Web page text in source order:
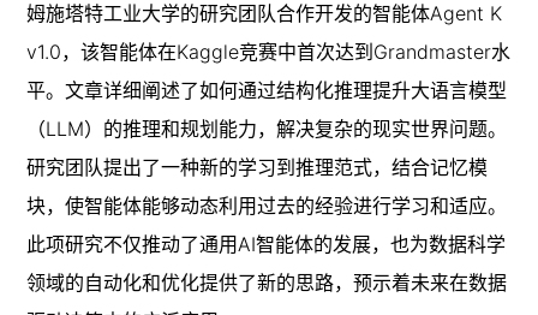
姆施塔特工业大学的研究团队合作开发的智能体Agent K
v1.0，该智能体在Kaggle竞赛中首次达到Grandmaster水
平。文章详细阐述了如何通过结构化推理提升大语言模型
（LLM）的推理和规划能力，解决复杂的现实世界问题。
研究团队提出了一种新的学习到推理范式，结合记忆模
块，使智能体能够动态利用过去的经验进行学习和适应。
此项研究不仅推动了通用AI智能体的发展，也为数据科学
领域的自动化和优化提供了新的思路，预示着未来在数据